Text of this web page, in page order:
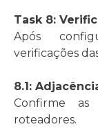
Task 8:
Após
verificações
8.1:
Confirme
roteadores.